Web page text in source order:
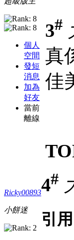
個人
空間
發短
消息
加為
好友
當前
離線
3#
真
佳
Ricky00893
小餅迷
4#
引